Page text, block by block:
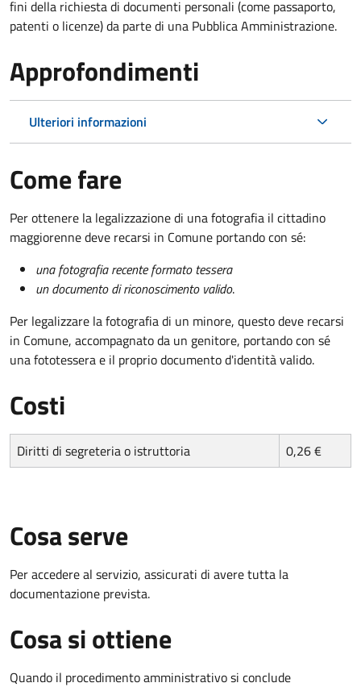
fini della richiesta di documenti personali (come passaporto,
patenti o licenze) da parte di una Pubblica Amministrazione.
Approfondimenti
Ulteriori informazioni
Come fare
Per ottenere la legalizzazione di una fotografia il cittadino
maggiorenne deve recarsi in Comune portando con sé:
una fotografia recente formato tessera
un documento di riconoscimento valido.
Per legalizzare la fotografia di un minore, questo deve recarsi
in Comune, accompagnato da un genitore, portando con sé
una fototessera e il proprio documento d'identità valido.
Costi
Diritti di segreteria o istruttoria 0,26 €
Cosa serve
Per accedere al servizio, assicurati di avere tutta la
documentazione prevista.
Cosa si ottiene
Quando il procedimento amministrativo si conclude